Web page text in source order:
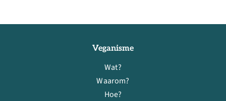
Veganisme
Wat?
Waarom?
Hoe?